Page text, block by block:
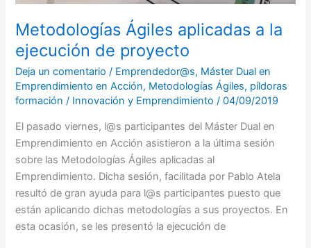
Metodologías Ágiles aplicadas a la
ejecución de proyecto
Deja un comentario / Emprendedor@s, Máster Dual en
Emprendimiento en Acción, Metodologías Ágiles, píldoras
formación / Innovación y Emprendimiento/04/09/2019
El pasado viernes, l@s participantes del Máster Dual en
Emprendimiento en Acción asistieron a la última sesión
sobre las Metodologías Ágiles aplicadas al
Emprendimiento. Dicha sesión, facilitada por Pablo Atela
resultó de gran ayuda para l@s participantes puesto que
están aplicando dichas metodologías a sus proyectos. En
esta ocasión, se les presentó la ejecución de